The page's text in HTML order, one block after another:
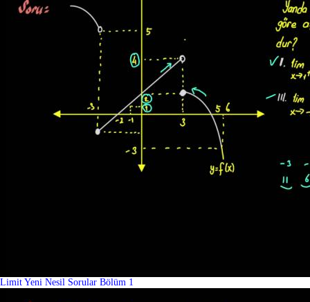
Limit Yeni Nesil Sorular Bölüm 1